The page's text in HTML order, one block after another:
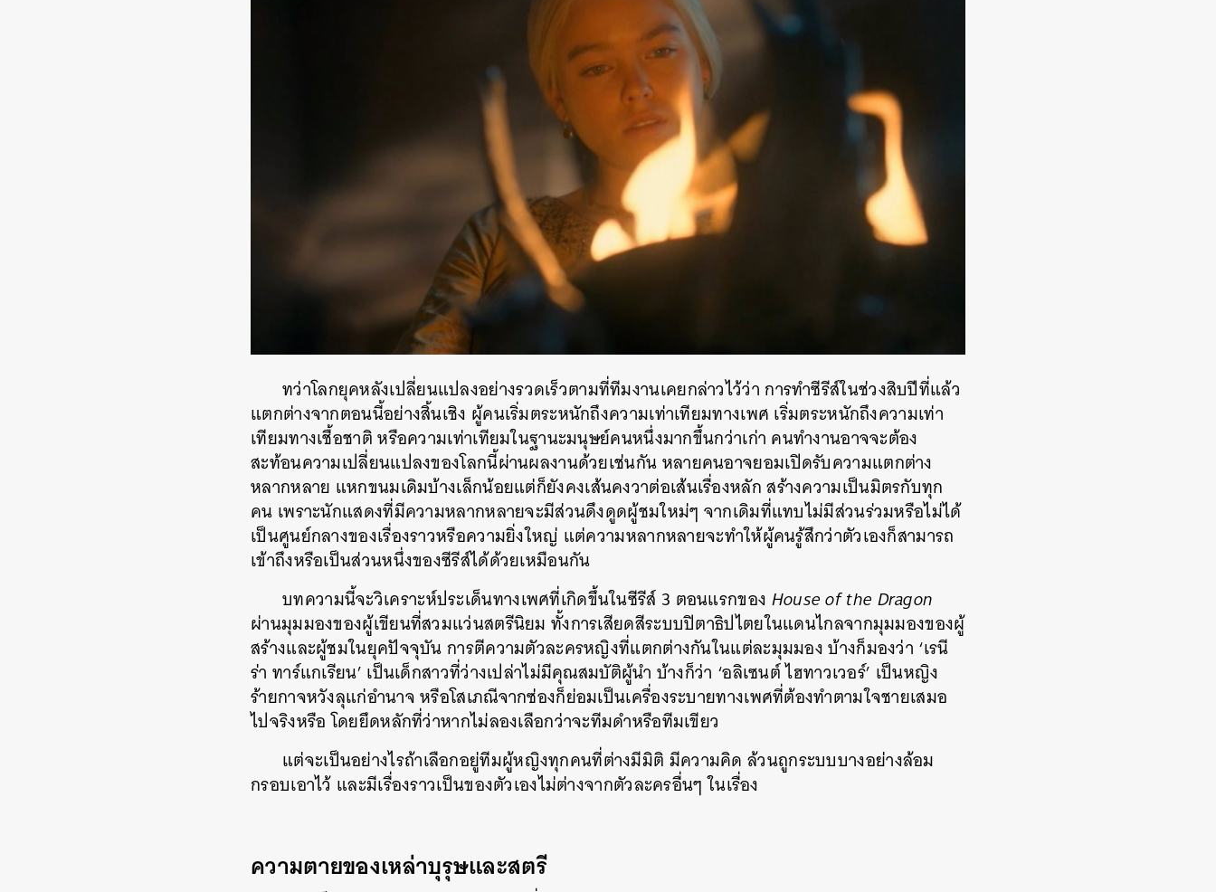
ทว่าโลกยุคหลังเปลี่ยนแปลงอย่างรวดเร็วตามที่ทีมงานเคยกล่าวไว้ว่า การทำซีรีส์ในช่วงสิบปีที่แล้ว
แตกต่างจากตอนนี้อย่างสิ้นเชิง ผู้คนเริ่มตระหนักถึงความเท่าเทียมทางเพศ เริ่มตระหนักถึงความเท่า
เทียมทางเชื้อชาติ หรือความเท่าเทียมในฐานะมนุษย์คนหนึ่งมากขึ้นกว่าเก่า คนทำงานอาจจะต้อง
สะท้อนความเปลี่ยนแปลงของโลกนี้ผ่านผลงานด้วยเช่นกันหลายคนอาจยอมเปิดรับความแตกต่าง
หลากหลาย แหกขนมเดิมบ้างเล็กน้อยแต่ก็ยังคงเส้นคงวาต่อเส้นเรื่องหลัก สร้างความเป็นมิตรกับทุก
คน เพราะนักแสดงที่มีความหลากหลายจะมีส่วนดึงดูดผู้ชมใหม่ๆ จากเดิมที่แทบไม่มีส่วนร่วมหรือไม่ได้
เป็นศูนย์กลางของเรื่องราวหรือความยิ่งใหญ่ แต่ความหลากหลายจะทำให้ผู้คนรู้สึกว่าตัวเองก็สามารถ
เข้าถึงหรือเป็นส่วนหนึ่งของซีรีส์ได้ด้วยเหมือนกัน
บทความนี้จะวิเคราะห์ประเด็นทางเพศที่เกิดขึ้นในซีรีส์ 3 ตอนแรกของ House of the Dragon
ผ่านมุมมองของผู้เขียนที่สวมแว่นสตรีนิยม ทั้งการเสียดสีระบบปิตาธิปไตยในแดนไกลจากมุมมองของผู้
สร้างและผู้ชมในยุคปัจจุบัน การตีความตัวละครหญิงที่แตกต่างกันในแต่ละมุมมอง บ้างก็มองว่า ‘เรนี
ร่า ทาร์แกเรียน’ เป็นเด็กสาวที่ว่างเปล่าไม่มีคุณสมบัติผู้นำ บ้างก็ว่า ‘อลิเซนต์ ไฮทาวเวอร์’ เป็นหญิง
ร้ายกาจหวังลุแก่อำนาจ หรือโสเภณีจากซ่องก็ย่อมเป็นเครื่องระบายทางเพศที่ต้องทำตามใจชายเสมอ
ไปจริงหรือ โดยยึดหลักที่ว่าหากไม่ลองเลือกว่าจะทีมดำหรือทีมเขียว
แต่จะเป็นอย่างไรถ้าเลือกอยู่ทีมผู้หญิงทุกคนที่ต่างมีมิติ มีความคิด ล้วนถูกระบบบางอย่างล้อม
กรอบเอาไว้ และมีเรื่องราวเป็นของตัวเองไม่ต่างจากตัวละครอื่นๆ ในเรื่อง
ความตายของเหล่าบุรุษและสตรี